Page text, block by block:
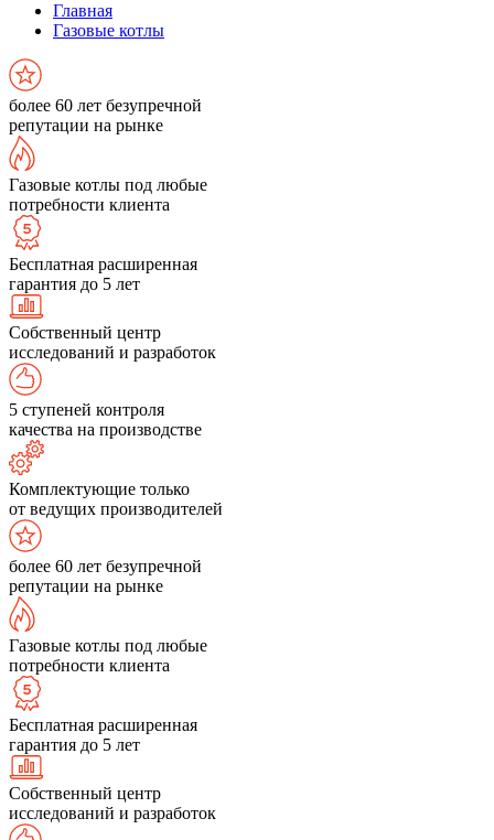
Главная
Газовые котлы
более 60 лет безупречной
репутации на рынке
Газовые котлы под любые
потребности клиента
Бесплатная расширенная
гарантия до 5 лет
Собственный центр
исследований и разработок
5 ступеней контроля
качества на производстве
Комплектующие только
от ведущих производителей
более 60 лет безупречной
репутации на рынке
Газовые котлы под любые
потребности клиента
Бесплатная расширенная
гарантия до 5 лет
Собственный центр
исследований и разработок